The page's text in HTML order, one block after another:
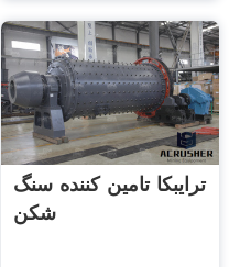
ترایبکا تامین کننده سنگ
شکن